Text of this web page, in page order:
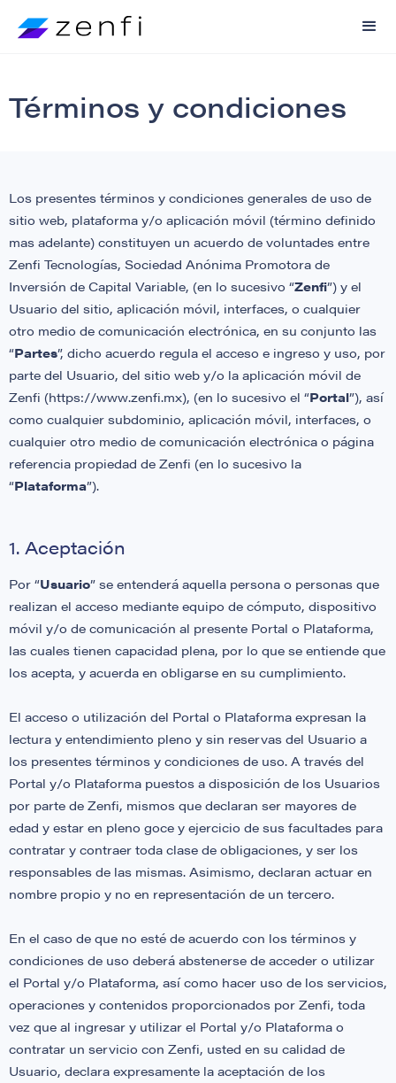
Términos y condiciones
Los presentes términos y condiciones generales de uso de
sitio web, plataforma y/o aplicación móvil (término definido
mas adelante) constituyen un acuerdo de voluntades entre
Zenfi Tecnologías, Sociedad Anónima Promotora de
Inversión de Capital Variable, (en lo sucesivo “Zenfi”) y el
Usuario del sitio, aplicación móvil, interfaces, o cualquier
otro medio de comunicación electrónica, en su conjunto las
“Partes”, dicho acuerdo regula el acceso e ingreso y uso, por
parte del Usuario, del sitio web y/o la aplicación móvil de
Zenfi (https://www.zenfi.mx), (en lo sucesivo el “Portal”), así
como cualquier subdominio, aplicación móvil, interfaces, o
cualquier otro medio de comunicación electrónica o página
referencia propiedad de Zenfi (en lo sucesivo la
“Plataforma”).
1. Aceptación
Por “Usuario” se entenderá aquella persona o personas que
realizan el acceso mediante equipo de cómputo, dispositivo
móvil y/o de comunicación al presente Portal o Plataforma,
las cuales tienen capacidad plena, por lo que se entiende que
los acepta, y acuerda en obligarse en su cumplimiento.
El acceso o utilización del Portal o Plataforma expresan la
lectura y entendimiento pleno y sin reservas del Usuario a
los presentes términos y condiciones de uso. A través del
Portal y/o Plataforma puestos a disposición de los Usuarios
por parte de Zenfi, mismos que declaran ser mayores de
edad y estar en pleno goce y ejercicio de sus facultades para
contratar y contraer toda clase de obligaciones, y ser los
responsables de las mismas. Asimismo, declaran actuar en
nombre propio y no en representación de un tercero.
En el caso de que no esté de acuerdo con los términos y
condiciones de uso deberá abstenerse de acceder o utilizar
el Portal y/o Plataforma, así como hacer uso de los servicios,
operaciones y contenidos proporcionados por Zenfi, toda
vez que al ingresar y utilizar el Portal y/o Plataforma o
contratar un servicio con Zenfi, usted en su calidad de
Usuario, declara expresamente la aceptación de los